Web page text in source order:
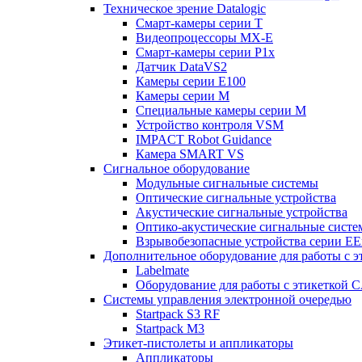
Техническое зрение Datalogic
Смарт-камеры серии T
Видеопроцессоры MX-E
Смарт-камеры серии P1x
Датчик DataVS2
Камеры серии E100
Камеры серии M
Специальные камеры серии M
Устройство контроля VSM
IMPACT Robot Guidance
Камера SMART VS
Cигнальное оборудование
Модульные сигнальные системы
Оптические сигнальные устройства
Акустические сигнальные устройства
Оптико-акустические сигнальные
Взрывобезопасные устройства серии
Дополнительное оборудование для работы с
Labelmate
Оборудование для работы с этикеткой
Системы управления электронной очередью
Startpack S3 RF
Startpack M3
Этикет-пистолеты и аппликаторы
Аппликаторы